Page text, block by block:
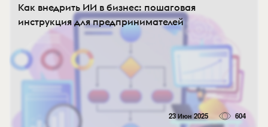
Как внедрить ИИ в бизнес: пошаговая
инструкция для предпринимателей
23 Июн 2025 604